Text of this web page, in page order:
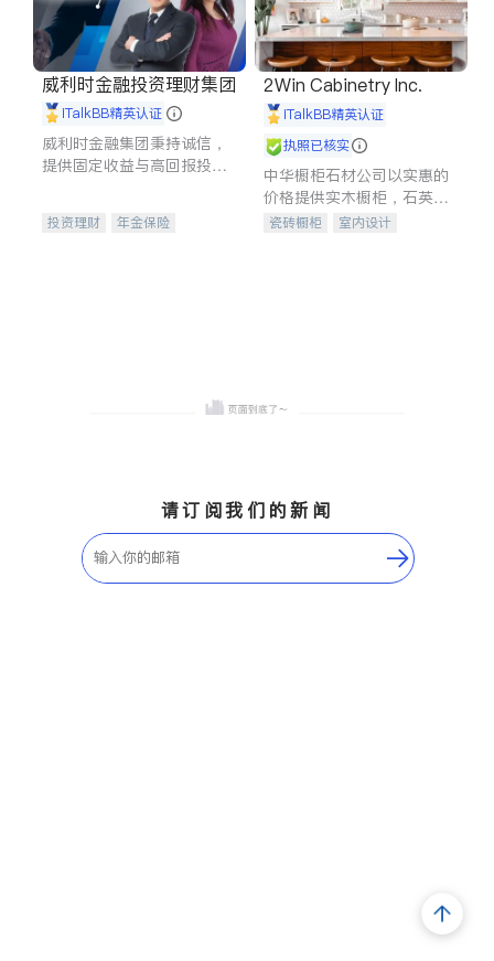
威利时金融投资理财集团
iTalkBB精英认证
威利时金融集团秉持诚信，
提供固定收益与高回报投资
合，助力客户实现目标
投资理财
年金保险
2Win Cabinetry Inc.
iTalkBB精英认证
执照已核实
中华橱柜石材公司以实惠的
价格提供实木橱柜，石英石
台面，多种优质不锈钢水
瓷砖橱柜
室内设计
请订阅我们的新闻